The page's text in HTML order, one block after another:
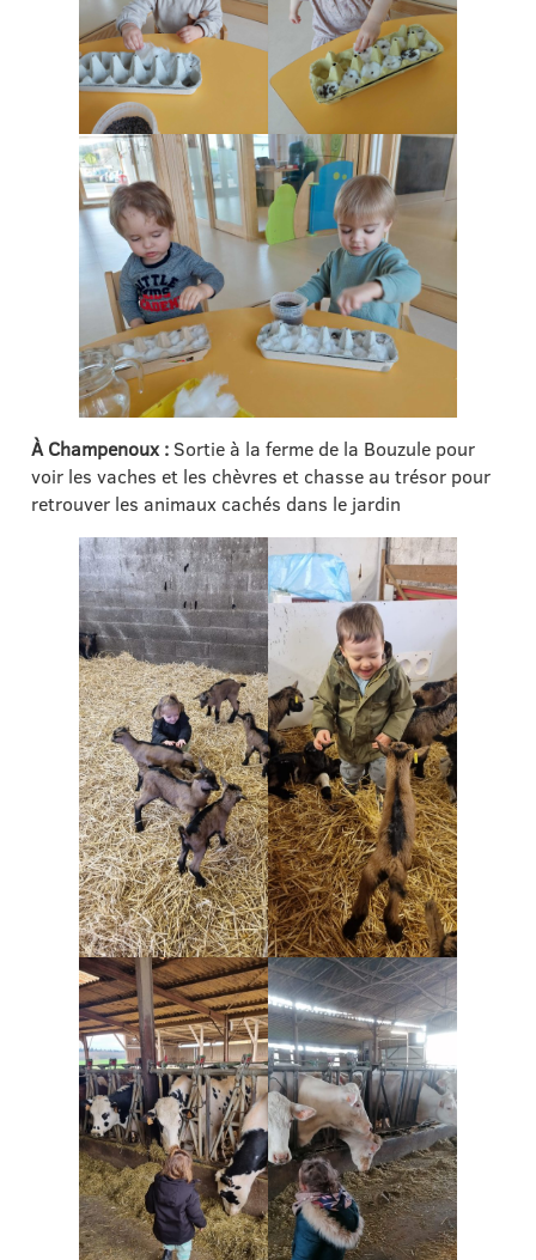
À Champenoux : Sortie à la ferme de la Bouzule pour
voir les vaches et les chèvres et chasse au trésor pour
retrouver les animaux cachés dans le jardin